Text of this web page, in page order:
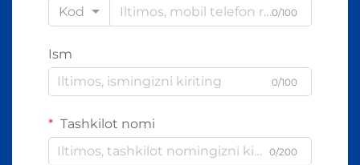
Kod
0/100
Ism
0/100
Tashkilot nomi
0/200